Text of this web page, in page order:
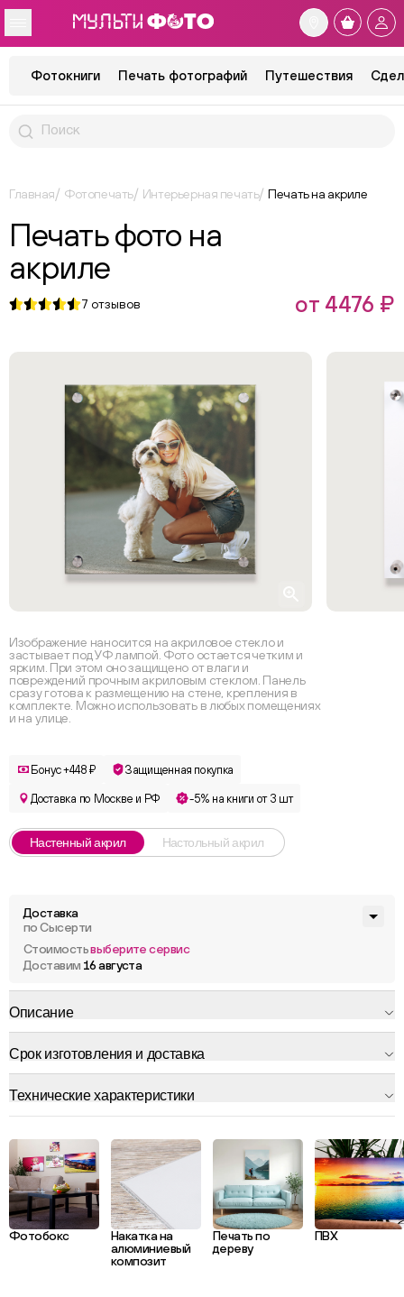
Фотокниги Печать фотографий Путешествия
Главная Фотопечать Интерьерная печать Печать на акриле
Изображение наносится на акриловое стекло и
застывает под УФ лампой. Фото остается четким и
ярким. При этом оно защищено от влаги и
повреждений прочным акриловым стеклом. Панель
сразу готова к размещению на стене, крепления в
комплекте. Можно использовать в любых помещениях
и на улице.
Печать фото на
акриле
7 отзывов от 4476 ₽
Бонус +448 ₽ Защищенная покупка
Доставка по Москве и РФ -5% на книги от 3 шт
Настенный акрил Настольный акрил
Доставка
по Сысерти
Стоимостьвыберите сервис
Доставим 16 августа
Описание
Срок изготовления и доставка
Технические характеристики
Фотобокс
Накатка на
алюминиевый
композит
Печать по
дереву
ПВХ